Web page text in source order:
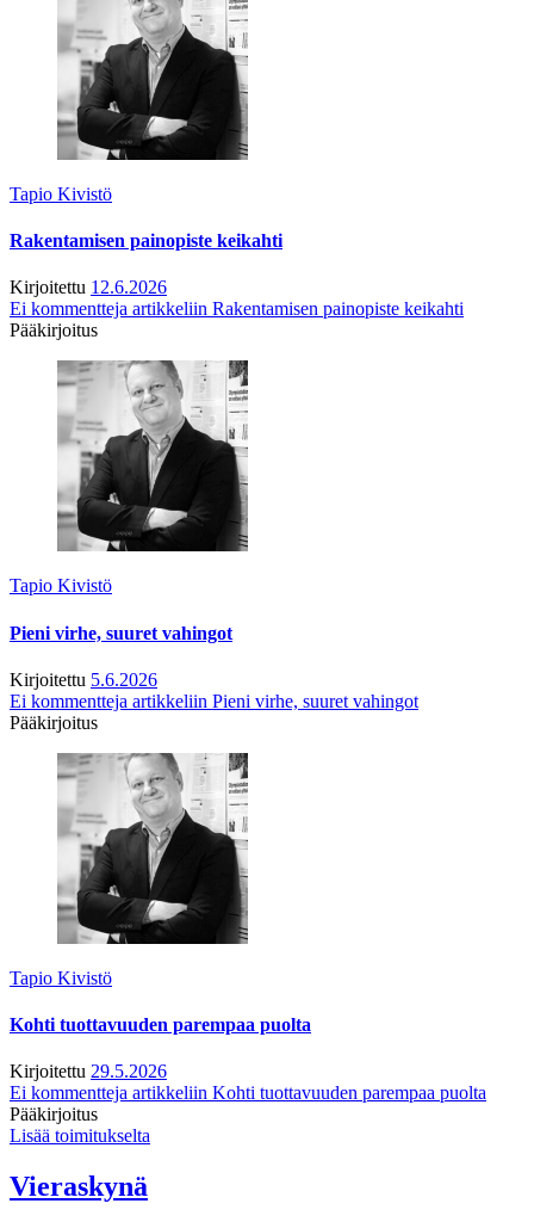
Tapio Kivistö
Rakentamisen painopiste keikahti
Kirjoitettu 12.6.2026
Ei kommentteja artikkeliin Rakentamisen painopiste keikahti
Pääkirjoitus
Tapio Kivistö
Pieni virhe, suuret vahingot
Kirjoitettu 5.6.2026
Ei kommentteja artikkeliin Pieni virhe, suuret vahingot
Pääkirjoitus
Tapio Kivistö
Kohti tuottavuuden parempaa puolta
Kirjoitettu 29.5.2026
Ei kommentteja artikkeliin Kohti tuottavuuden parempaa puolta
Pääkirjoitus
Lisää toimitukselta
Vieraskynä